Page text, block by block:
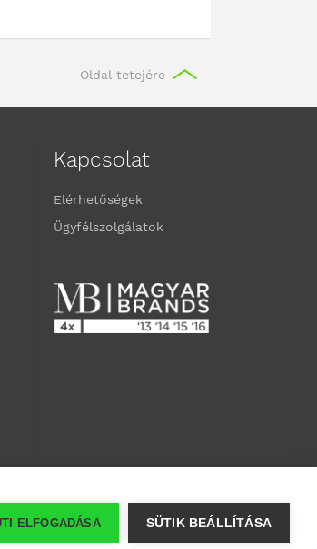
Oldal tetejére
Kapcsolat
Elérhetőségek
Ügyfélszolgálatok
ELFOGADÁSA SÜTIK BEÁLLÍTÁSA